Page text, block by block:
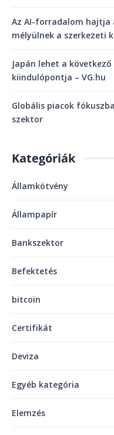
Az AI-forradalom hajtja
mélyülnek a szerkezeti
Japán lehet a
kiindulópontja – VG.hu
Globális piacok
szektor
Kategóriák
Államkötvény
Állampapír
Bankszektor
Befektetés
bitcoin
Certifikát
Deviza
Egyéb kategória
Elemzés